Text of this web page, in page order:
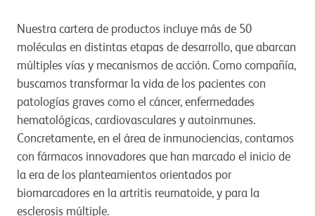
Nuestra cartera de productos incluye más de 50
moléculas en distintas etapas de desarrollo, que abarcan
múltiples vías y mecanismos de acción. Como compañía,
buscamos transformar la vida de los pacientes con
patologías graves como el cáncer, enfermedades
hematológicas, cardiovasculares y autoinmunes.
Concretamente, en el área de inmunociencias, contamos
con fármacos innovadores que han marcado el inicio de
la era de los planteamientos orientados por
biomarcadores en la artritis reumatoide, y para la
esclerosis múltiple.